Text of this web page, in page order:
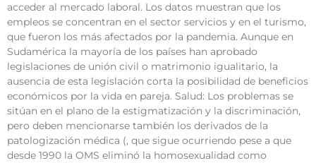
acceder al mercado laboral. Los datos muestran que los
empleos se concentran en el sector servicios y en el turismo,
que fueron los más afectados por la pandemia. Aunque en
Sudamérica la mayoría de los países han aprobado
legislaciones de unión civil o matrimonio igualitario, la
ausencia de esta legislación corta la posibilidad de beneficios
económicos por la vida en pareja. Salud: Los problemas se
sitúan en el plano de la estigmatización y la discriminación,
pero deben mencionarse también los derivados de la
patologización médica (, que sigue ocurriendo pese a que
desde 1990 la OMS eliminó la homosexualidad como